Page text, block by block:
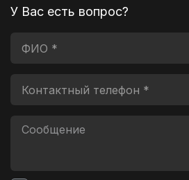
У Вас есть вопрос?